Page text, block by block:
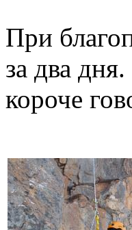
При
за два
короче